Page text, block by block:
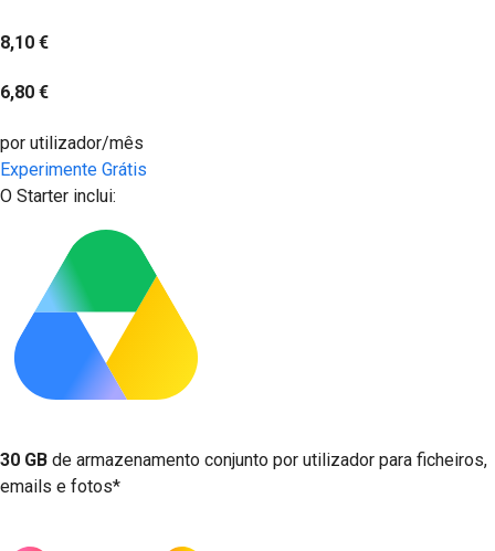
8,10 €
6,80 €
por utilizador/mês
Experimente Grátis
O Starter inclui:
30 GB de armazenamento conjunto por utilizador para ficheiros,
emails e fotos*